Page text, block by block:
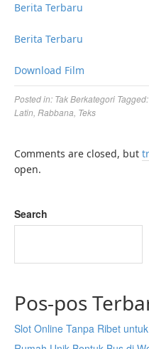
Berita Terbaru
Berita Terbaru
Download Film
Posted in: Tak Berkategori Tagged:
Latin Rabbana Teks
Comments are closed, but
open.
Search
Pos-pos
Slot Online Tanpa Ribet